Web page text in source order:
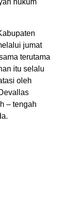
hukum
jumat
terutama
itu selalu
oleh
– tengah